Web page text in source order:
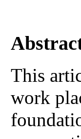
This
work